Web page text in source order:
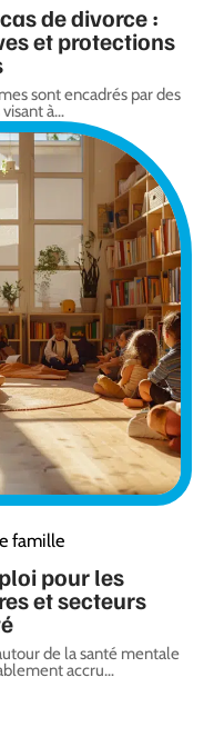
de divorce :
et protections
sont encadrés par des
à…
famille
pour les
et secteurs
de la santé mentale
accru…